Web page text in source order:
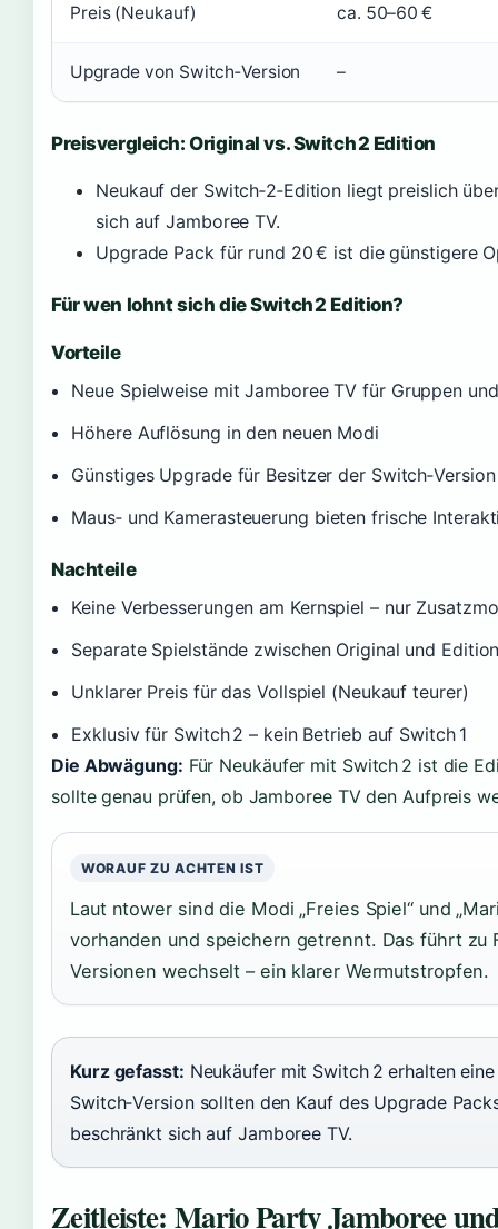
Preis (Neukauf) ca. 50–60 €
Upgrade von Switch‑Version –
Preisvergleich: Original vs. Switch 2 Edition
Neukauf der Switch‑2‑Edition liegt preislich
sich auf Jamboree TV.
Upgrade Pack für rund 20 € ist die günstigere
Für wen lohnt sich die Switch 2 Edition?
Vorteile
Neue Spielweise mit Jamboree TV für Gruppen
Höhere Auflösung in den neuen Modi
Günstiges Upgrade für Besitzer der Switch‑Version
Maus‑ und Kamerasteuerung bieten frische
Nachteile
Keine Verbesserungen am Kernspiel – nur
Separate Spielstände zwischen Original und
Unklarer Preis für das Vollspiel (Neukauf teurer)
Exklusiv für Switch 2 – kein Betrieb auf Switch 1
Die Abwägung: Für Neukäufer mit Switch 2 ist die
sollte genau prüfen, ob Jamboree TV den Aufpreis
WORAUF ZU ACHTEN IST
Laut ntower sind die Modi „Freies Spiel“ und
vorhanden und speichern getrennt. Das führt zu
Versionen wechselt – ein klarer Wermutstropfen.
Kurz gefasst: Neukäufer mit Switch 2 erhalten
Switch‑Version sollten den Kauf des Upgrade
beschränkt sich auf Jamboree TV.
Zeitleiste: Mario Party Jamboree